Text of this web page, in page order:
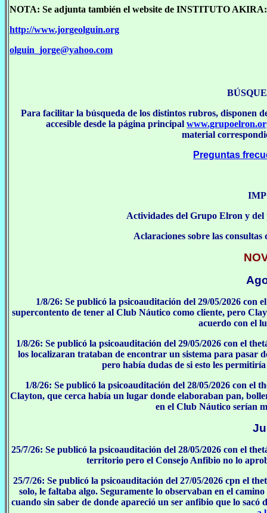
NOTA: Se adjunta también el website de INSTITUTO AKIRA:
http://www.jorgeolguin.org
olguin_jorge@yahoo.com
Para facilitar la búsqueda de los distintos rubros, disponen
accesible desde la página principal
material
Preguntas
Actividades del Grupo Elron y
Aclaraciones sobre las consultas
1/8/26: Se publicó la psicoauditación del 29/05/2026
supercontento de tener al Club Náutico como cliente, pero
acuerdo con el
1/8/26: Se publicó la psicoauditación del 29/05/2026 con el
los localizaran trataban de encontrar un sistema para pasar
pero había dudas de si esto les
1/8/26: Se publicó la psicoauditación del 28/05/2026 con
Clayton, que cerca había un lugar donde elaboraban pan,
en el Club Náutico serían
25/7/26: Se publicó la psicoauditación del 28/05/2026 con el
territorio pero el Consejo Anfibio no lo
25/7/26: Se publicó la psicoauditación del 27/05/2026 cpn el
solo, le faltaba algo. Seguramente lo observaban en el
cuando sin saber de donde apareció un ser anfibio que lo